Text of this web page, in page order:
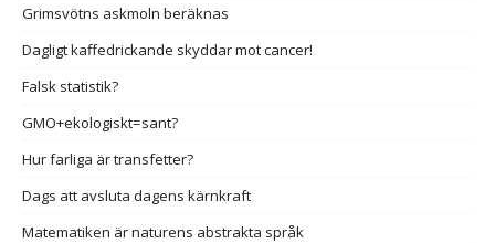
Grimsvötns askmoln beräknas
Dagligt kaffedrickande skyddar mot cancer!
Falsk statistik?
GMO+ekologiskt=sant?
Hur farliga är transfetter?
Dags att avsluta dagens kärnkraft
Matematiken är naturens abstrakta språk